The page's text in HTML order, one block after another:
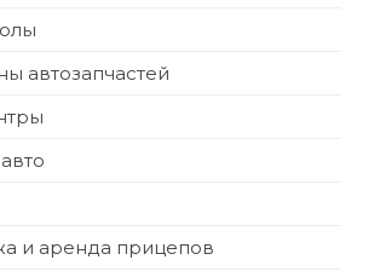
автозапчастей
и аренда прицепов